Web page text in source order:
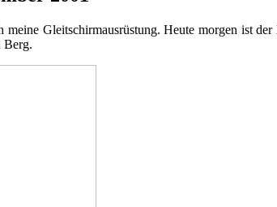
meine Gleitschirmausrüstung. Heute morgen ist
Berg.